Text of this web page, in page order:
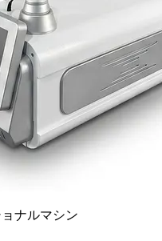
ナルマシン